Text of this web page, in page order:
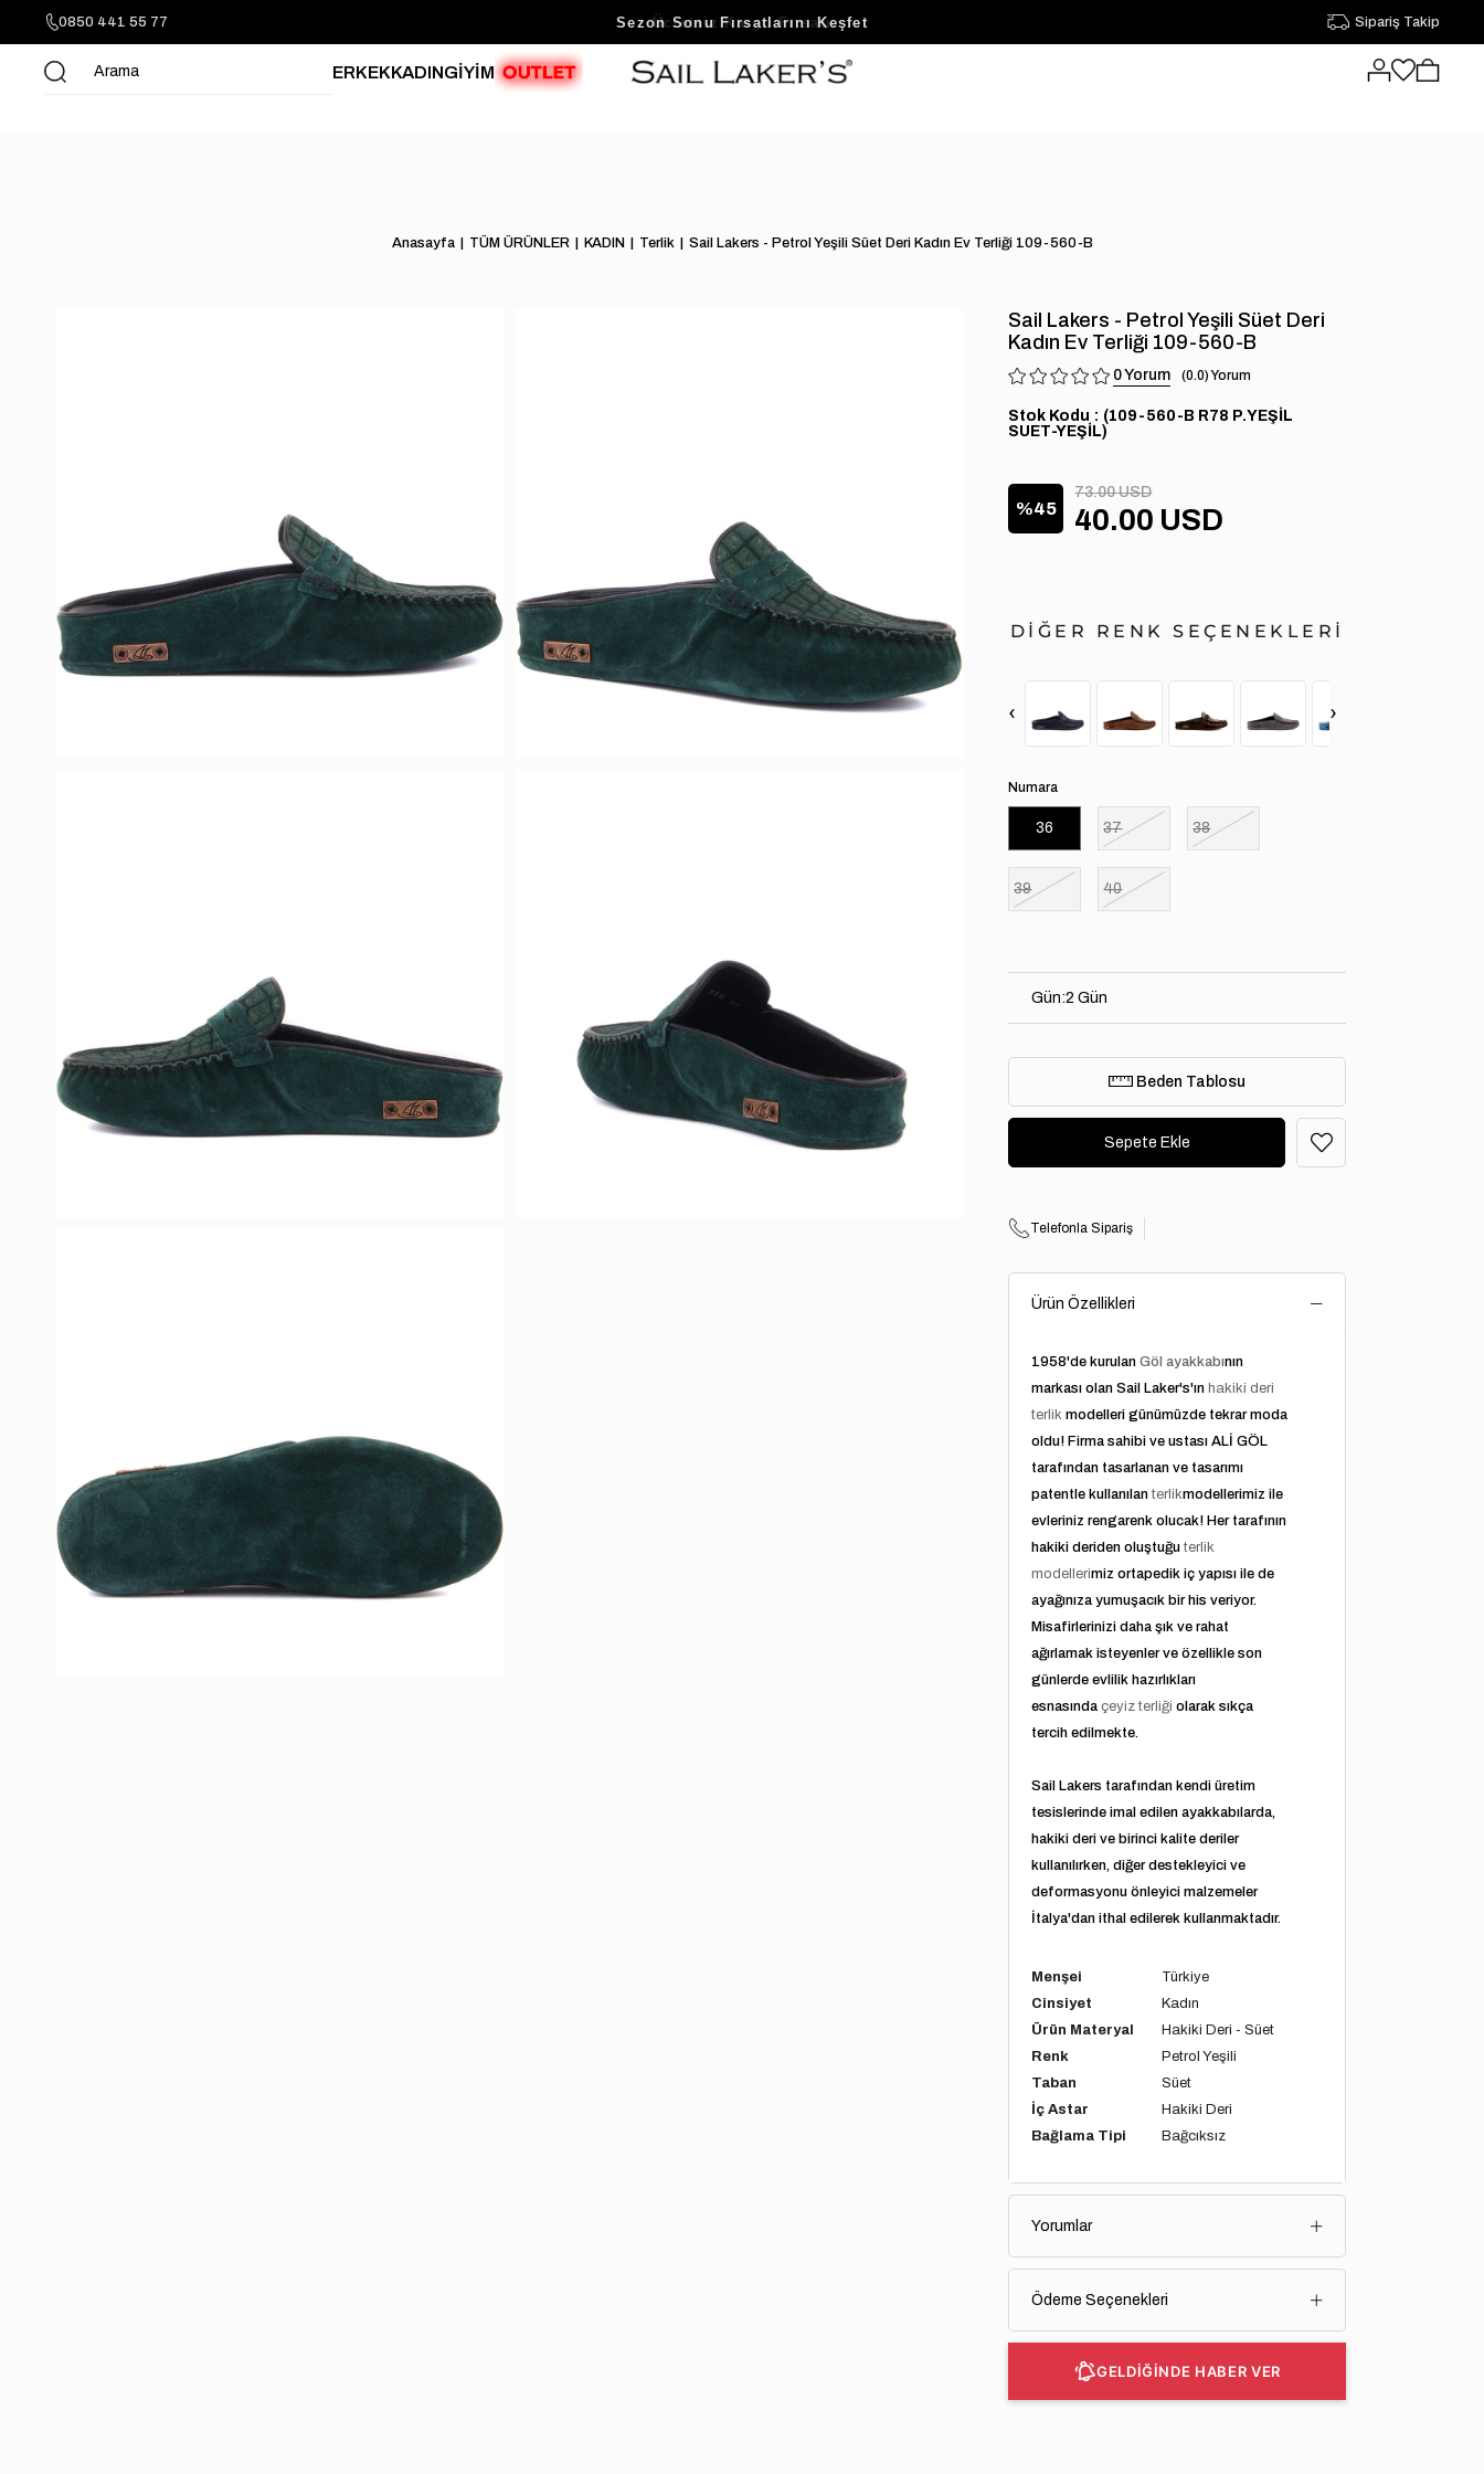
0850 441 55 77 Sezon Sonu Fırsatlarını Keşfet Sipariş Takip
ERKEKKADINGİYİM
Anasayfa TÜM ÜRÜNLER KADIN Terlik Sail Lakers - Petrol Yeşili Süet Deri Kadın Ev Terliği 109-560-B
Sail Lakers - Petrol Yeşili Süet Deri
Kadın Ev Terliği 109-560-B
0 0.0
Stok Kodu
(109-560-B R78 P.YEŞİL
SUET-YEŞİL)
45
73.00 USD
40.00 USD
DİĞER RENK SEÇENEKLERİ
‹ ›
Numara
36 37 38
39 40
Gün:2 Gün
Beden Tablosu
Telefonla Sipariş
Ürün Özellikleri
1958'de kurulanGöl ayakkabının
markası olan Sail Laker's'ın hakiki deri
terlik modelleri günümüzde tekrar moda
oldu! Firma sahibi ve ustası ALİ GÖL
tarafından tasarlanan ve tasarımı
patentle kullanılanterlikmodellerimiz ile
evleriniz rengarenk olucak! Her tarafının
hakiki deriden oluştuğuterlik
modellerimiz ortapedik iç yapısı ile de
ayağınıza yumuşacık bir his veriyor.
Misafirlerinizi daha şık ve rahat
ağırlamak isteyenler ve özellikle son
günlerde evlilik hazırlıkları
esnasındaçeyiz terliği olarak sıkça
tercih edilmekte.
Sail Lakers tarafından kendi üretim
tesislerinde imal edilen ayakkabılarda,
hakiki deri ve birinci kalite deriler
kullanılırken, diğer destekleyici ve
deformasyonu önleyici malzemeler
İtalya'dan ithal edilerek kullanmaktadır.
Menşei
Türkiye
Cinsiyet
Kadın
Ürün Materyal
Hakiki Deri - Süet
Renk
Petrol Yeşili
Taban
Süet
İç Astar
Hakiki Deri
Bağlama Tipi
Bağcıksız
Yorumlar
Ödeme Seçenekleri
GELDİĞİNDE HABER VER